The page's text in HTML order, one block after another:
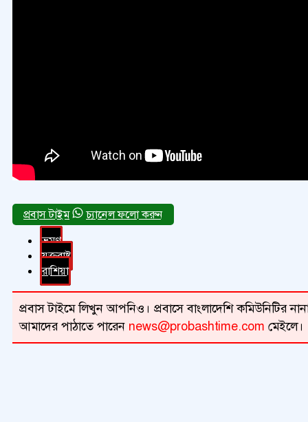
চ্যানেল ফলো করুন
ভ্রমণ
যুক্তরাষ্ট্র
রাশিয়া
প্রবাস টাইমে লিখুন আপনিও। প্রবাসে বাংলাদেশি কমিউনিটির
আমাদের পাঠাতে পারেন news@probashtime.com মেইলে।